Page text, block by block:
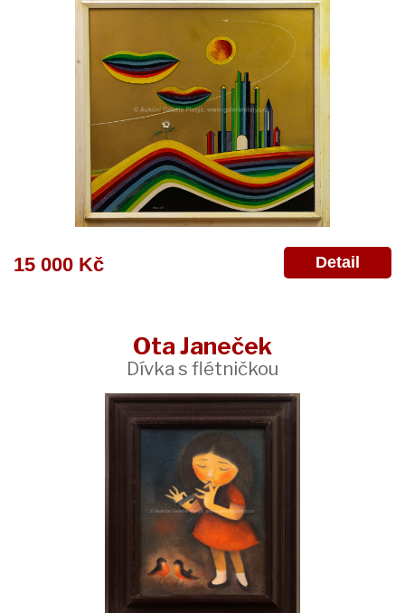
15 000 Kč Detail
Ota Janeček
Dívka s flétničkou